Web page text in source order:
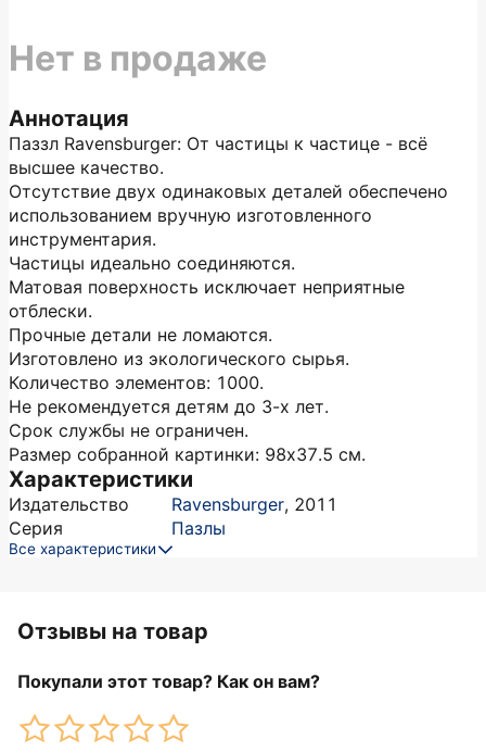
Аннотация
Паззл Ravensburger: От частицы к частице - всё
высшее качество.
Отсутствие двух одинаковых деталей обеспечено
использованием вручную изготовленного
инструментария.
Частицы идеально соединяются.
Матовая поверхность исключает неприятные
отблески.
Прочные детали не ломаются.
Изготовлено из экологического сырья.
Количество элементов: 1000.
Не рекомендуется детям до 3-х лет.
Срок службы не ограничен.
Размер собранной картинки: 98х37.5 см.
Характеристики
Издательство Ravensburger, 2011
Серия
Пазлы
Все характеристики
Нет в продаже
Отзывы на товар
Покупали этот товар? Как он вам?